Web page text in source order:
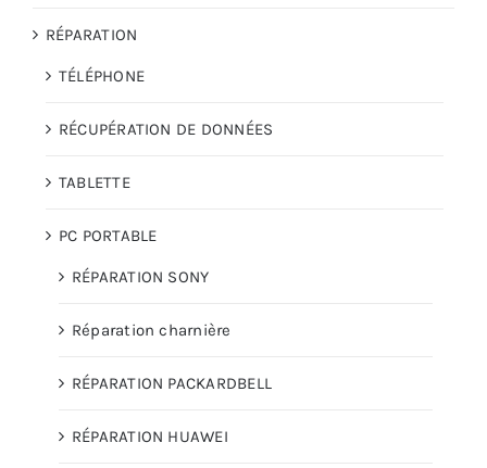
RÉPARATION
TÉLÉPHONE
RÉCUPÉRATION DE DONNÉES
TABLETTE
PC PORTABLE
RÉPARATION SONY
Réparation charnière
RÉPARATION PACKARDBELL
RÉPARATION HUAWEI